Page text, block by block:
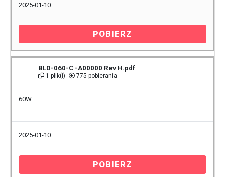
2025-01-10
POBIERZ
BLD-060-C -A00000 Rev H.pdf
1 plik(i) 775 pobierania
60W
2025-01-10
POBIERZ